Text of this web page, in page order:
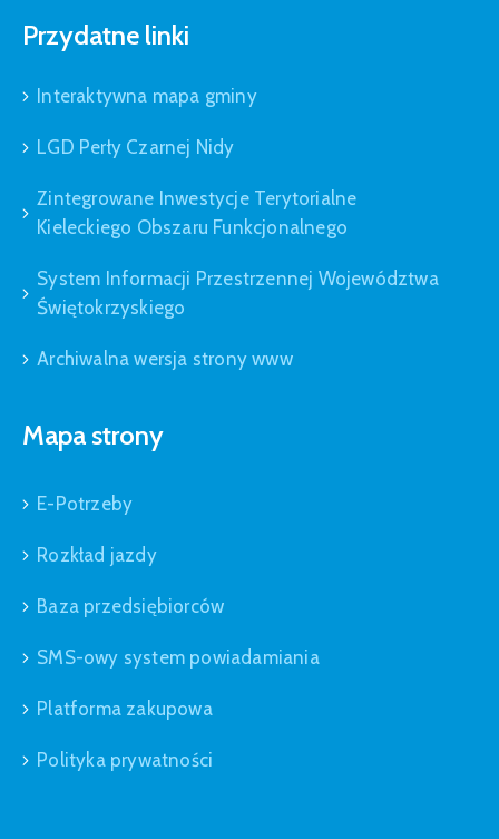
Przydatne linki
Interaktywna mapa gminy
LGD Perły Czarnej Nidy
Zintegrowane Inwestycje Terytorialne
Kieleckiego Obszaru Funkcjonalnego
System Informacji Przestrzennej Województwa
Świętokrzyskiego
Archiwalna wersja strony www
Mapa strony
E-Potrzeby
Rozkład jazdy
Baza przedsiębiorców
SMS-owy system powiadamiania
Platforma zakupowa
Polityka prywatności